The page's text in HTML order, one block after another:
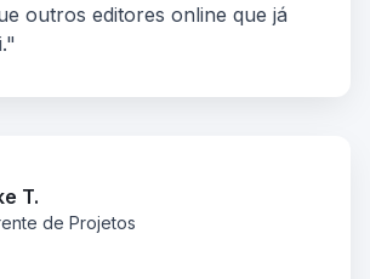
outros editores online que já
T.
de Projetos